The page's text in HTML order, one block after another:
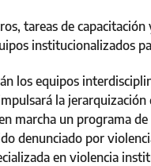
tareas de
institucionalizados
los equipos
la
marcha un programa
denunciado por
en violencia